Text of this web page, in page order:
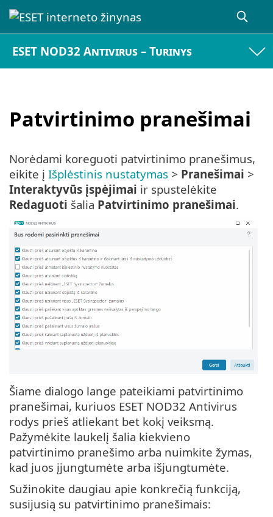
ESET NOD32 Antivirus – Turinys
Patvirtinimo pranešimai
Norėdami koreguoti patvirtinimo pranešimus,
eikite į Išplėstinis nustatymas > Pranešimai >
Interaktyvūs įspėjimai ir spustelėkite
Redaguoti šalia Patvirtinimo pranešimai.
Šiame dialogo lange pateikiami patvirtinimo
pranešimai, kuriuos ESET NOD32 Antivirus
rodys prieš atliekant bet kokį veiksmą.
Pažymėkite laukelį šalia kiekvieno
patvirtinimo pranešimo arba nuimkite žymas,
kad juos įjungtumėte arba išjungtumėte.
Sužinokite daugiau apie konkrečią funkciją,
susijusią su patvirtinimo pranešimais: